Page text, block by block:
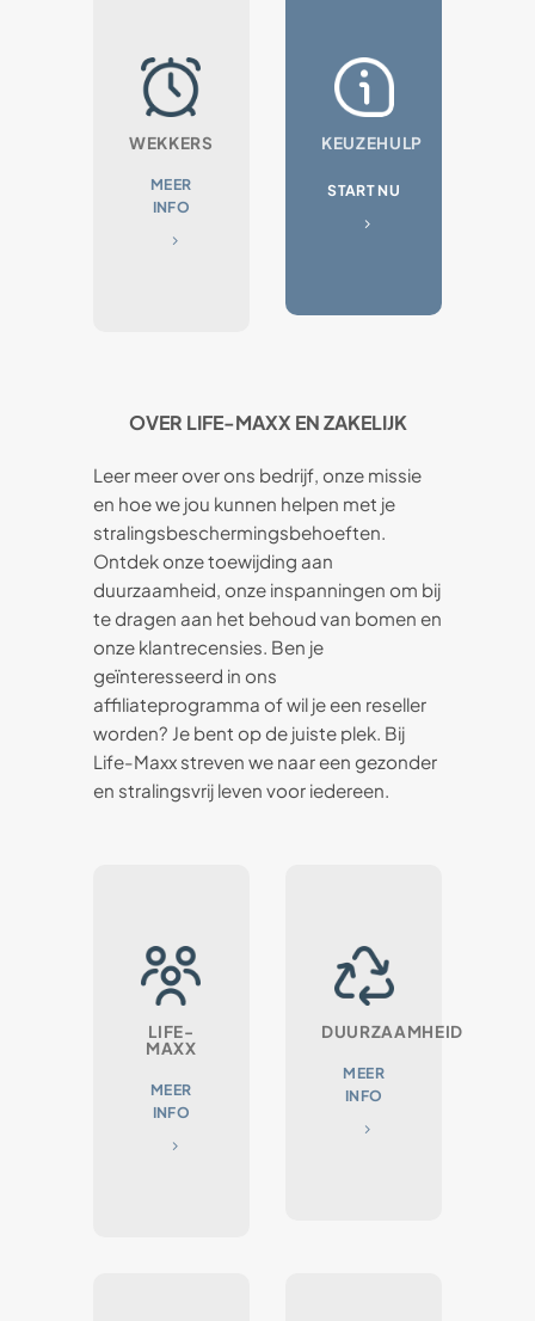
WEKKERS
MEER
INFO
KEUZEHULP
START NU
OVER LIFE-MAXX EN ZAKELIJK
Leer meer over ons bedrijf, onze missie
en hoe we jou kunnen helpen met je
stralingsbeschermingsbehoeften.
Ontdek onze toewijding aan
duurzaamheid, onze inspanningen om bij
te dragen aan het behoud van bomen en
onze klantrecensies. Ben je
geïnteresseerd in ons
affiliateprogramma of wil je een reseller
worden? Je bent op de juiste plek. Bij
Life-Maxx streven we naar een gezonder
en stralingsvrij leven voor iedereen.
LIFE-
MAXX
MEER
INFO
DUURZAAMHEID
MEER
INFO